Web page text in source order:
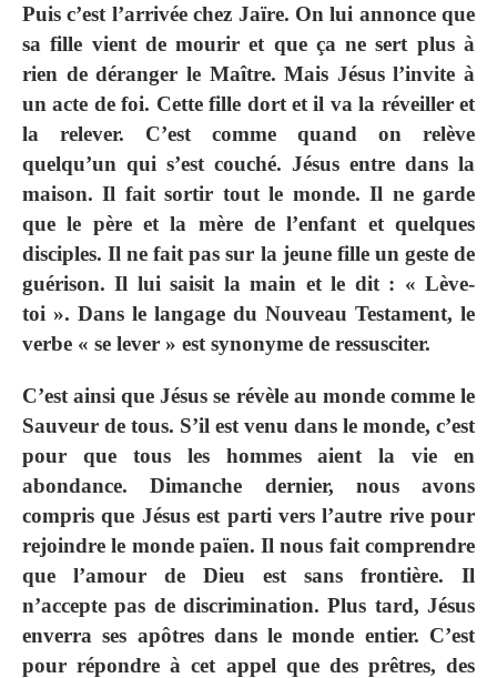
Puis c’est l’arrivée chez Jaïre. On lui annonce que
sa fille vient de mourir et que ça ne sert plus à
rien de déranger le Maître. Mais Jésus l’invite à
un acte de foi. Cette fille dort et il va la réveiller et
la relever. C’est comme quand on relève
quelqu’un qui s’est couché. Jésus entre dans la
maison. Il fait sortir tout le monde. Il ne garde
que le père et la mère de l’enfant et quelques
disciples. Il ne fait pas sur la jeune fille un geste de
guérison. Il lui saisit la main et le dit : « Lève-
toi ». Dans le langage du Nouveau Testament, le
verbe « se lever » est synonyme de ressusciter.
C’est ainsi que Jésus se révèle au monde comme le
Sauveur de tous. S’il est venu dans le monde, c’est
pour que tous les hommes aient la vie en
abondance. Dimanche dernier, nous avons
compris que Jésus est parti vers l’autre rive pour
rejoindre le monde païen. Il nous fait comprendre
que l’amour de Dieu est sans frontière. Il
n’accepte pas de discrimination. Plus tard, Jésus
enverra ses apôtres dans le monde entier. C’est
pour répondre à cet appel que des prêtres, des